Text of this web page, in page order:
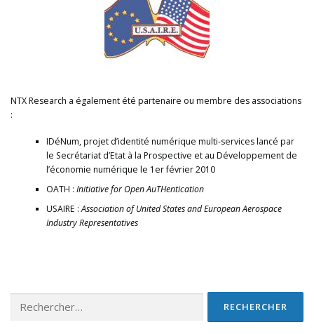
NTX Research a également été partenaire ou membre des associations
:
IDéNum, projet d’identité numérique multi-services lancé par
le Secrétariat d’Etat à la Prospective et au Développement de
l’économie numérique le 1er février 2010
OATH : Initiative for Open AuTHentication
USAIRE :Association of United States and European Aerospace
Industry Representatives